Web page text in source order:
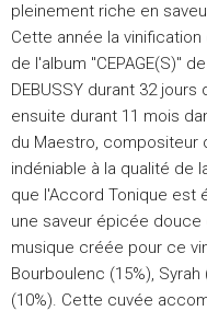
pleinement riche en
Cette année la
de l'album "CEPAGE(S)" de
DEBUSSY durant 32
ensuite durant 11 mois
du Maestro, compositeur
indéniable à la qualité de
que l'Accord Tonique est
une saveur épicée douce
musique créée pour ce
Bourboulenc (15%), Syrah
(10%). Cette cuvée